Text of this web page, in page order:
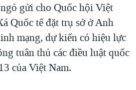
gửi cho Quốc hội Việt
Quốc tế đặt trụ sở ở Anh
mạng, dự kiến có hiệu lực
tuân thủ các điều luật quốc
của Việt Nam.